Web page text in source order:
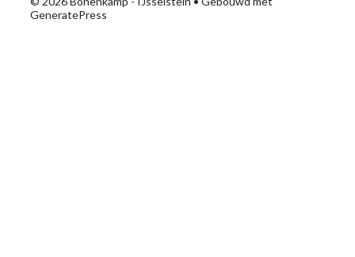
GeneratePress